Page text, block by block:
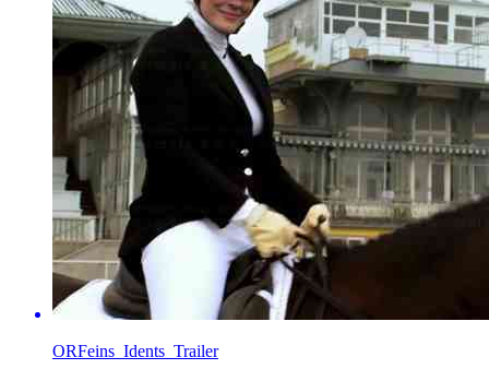
ORFeins_Idents_Trailer